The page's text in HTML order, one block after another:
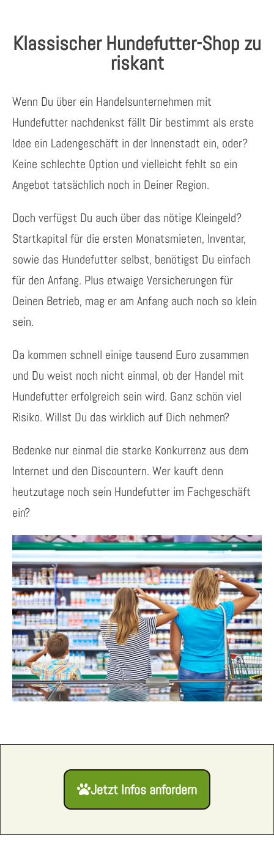
Klassischer Hundefutter-Shop zu
riskant
Wenn Du über ein Handelsunternehmen mit
Hundefutter nachdenkst fällt Dir bestimmt als erste
Idee ein Ladengeschäft in der Innenstadt ein, oder?
Keine schlechte Option und vielleicht fehlt so ein
Angebot tatsächlich noch in Deiner Region.
Doch verfügst Du auch über das nötige Kleingeld?
Startkapital für die ersten Monatsmieten, Inventar,
sowie das Hundefutter selbst, benötigst Du einfach
für den Anfang. Plus etwaige Versicherungen für
Deinen Betrieb, mag er am Anfang auch noch so klein
sein.
Da kommen schnell einige tausend Euro zusammen
und Du weist noch nicht einmal, ob der Handel mit
Hundefutter erfolgreich sein wird. Ganz schön viel
Risiko. Willst Du das wirklich auf Dich nehmen?
Bedenke nur einmal die starke Konkurrenz aus dem
Internet und den Discountern. Wer kauft denn
heutzutage noch sein Hundefutter im Fachgeschäft
ein?
Jetzt Infos anfordern